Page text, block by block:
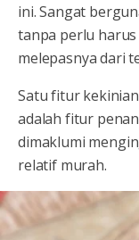
ini. Sangat
tanpa perlu
melepasnya dari
Satu fitur
adalah fitur
dimaklumi
relatif murah.